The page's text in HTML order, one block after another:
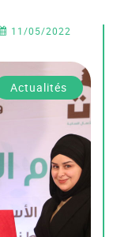
11/05/2022
Actualités